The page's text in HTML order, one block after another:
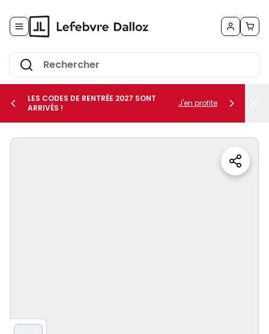
le sous-menu Vos métiers
LES CODES DE RENTRÉE 2027 SONT
ARRIVÉS !
J'en profite